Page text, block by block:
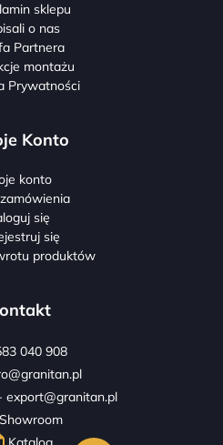
sklepu
o nas
Partnera
montażu
Prywatności
Konto
konto
się
się
produktów
040 908
export@granitan.pl
Showroom